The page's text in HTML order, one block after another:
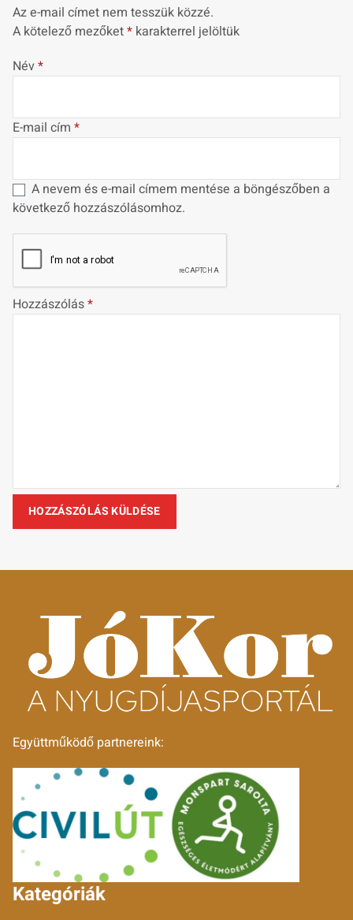
Az e-mail címet nem tesszük közzé.
A kötelező mezőket* karakterrel jelöltük
Név*
E-mail cím *
A nevem és e-mail címem mentése a böngészőben a
következő hozzászólásomhoz.
Hozzászólás*
Együttműködő partnereink:
Kategóriák